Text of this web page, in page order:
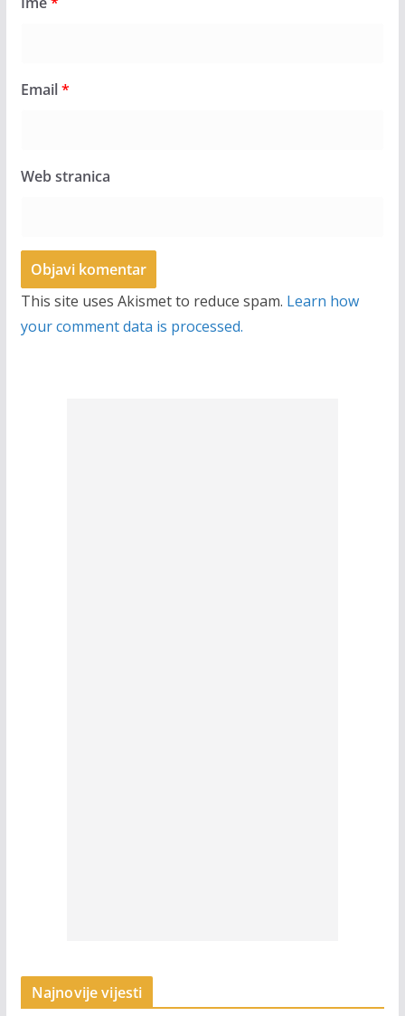
Email*
Web stranica
This site uses Akismet to reduce spam. Learn how
your comment data is processed.
Najnovije vijesti